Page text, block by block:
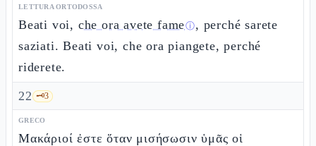
LETTURA ORTODOSSA
Beati voi, che ora avete fameⓘ, perché sarete
saziati. Beati voi, che ora piangete, perché
riderete.
22 🗝️3
GRECO
Μακάριοί ἐστε ὅταν μισήσωσιν ὑμᾶς οἱ